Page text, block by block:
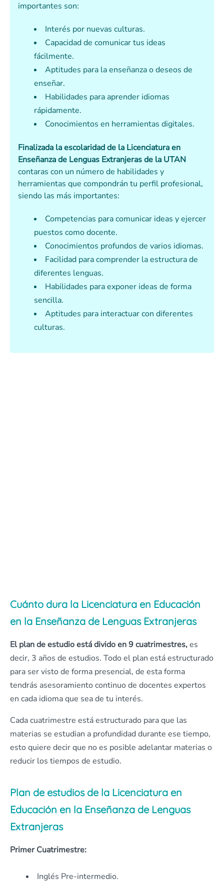
importantes son:
Interés por nuevas culturas.
Capacidad de comunicar tus ideas
fácilmente.
Aptitudes para la enseñanza o deseos de
enseñar.
Habilidades para aprender idiomas
rápidamente.
Conocimientos en herramientas digitales.
Finalizada la escolaridad de la Licenciatura en
Enseñanza de Lenguas Extranjeras de la UTAN
contaras con un número de habilidades y
herramientas que compondrán tu perfil profesional,
siendo las más importantes:
Competencias para comunicar ideas y ejercer
puestos como docente.
Conocimientos profundos de varios idiomas.
Facilidad para comprender la estructura de
diferentes lenguas.
Habilidades para exponer ideas de forma
sencilla.
Aptitudes para interactuar con diferentes
culturas.
Cuánto dura la Licenciatura en Educación
en la Enseñanza de Lenguas Extranjeras
El plan de estudio está divido en 9 cuatrimestres,es
decir, 3 años de estudios. Todo el plan está estructurado
para ser visto de forma presencial, de esta forma
tendrás asesoramiento continuo de docentes expertos
en cada idioma que sea de tu interés.
Cada cuatrimestre está estructurado para que las
materias se estudian a profundidad durante ese tiempo,
esto quiere decir que no es posible adelantar materias o
reducir los tiempos de estudio.
Plan de estudios de la Licenciatura en
Educación en la Enseñanza de Lenguas
Extranjeras
Primer Cuatrimestre:
Inglés Pre-intermedio.